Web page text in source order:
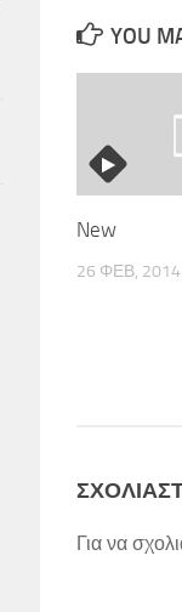
YOU
New
26 ΦΕΒ, 2014
Για να